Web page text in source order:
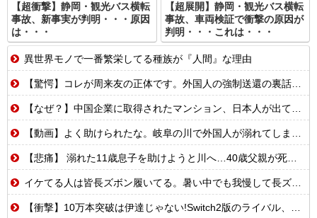
【超衝撃】静岡・観光バス横転
事故、新事実が判明・・・原因
は・・・
【超展開】静岡・観光バス横転
事故、車両検証で衝撃の原因が
判明・・・これは・・・
異世界モノで一番繁栄してる種族が『人間』な理由
【驚愕】コレが周来友の正体です。外国人の強制送還の裏話を聞いて鳥肌が立ちました…
【なぜ？】中国企業に取得されたマンション、日本人が出ていきネパール人で埋まる
【動画】よく助けられたな。岐阜の川で外国人が溺れてしまう事故。
【悲痛】 溺れた11歳息子を助けようと川へ…40歳父親が死亡 息子は母親が救助 愛知
イケてる人は皆長ズボン履いてる。暑い中でも我慢して長ズボン履いてる。半ズボンはモテ無い。厳しいって
【衝撃】10万本突破は伊達じゃない!Switch2版のライバル、まさかのSwitch版だったw